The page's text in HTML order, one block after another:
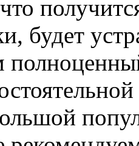
будет